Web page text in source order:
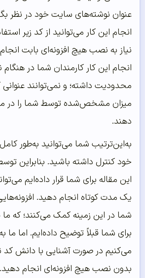
عنوان نوشته‌های سایت خود در نظر
انجام این کار می‌توانید از کد زیر
نیاز به نصب هیچ افزونه‌ای بابت
انجام این کار کارمندان شما در
محدودیت داشته؛ و نمی‌توانند عنوانی
میزان مشخص‌شده توسط شما را در
دهند.
به‌این‌ترتیب شما می‌توانید به‌طور
خود کنترل داشته باشید. بنابراین
این مقاله برای شما قرار داده‌ایم
یک مدت کوتاه انجام دهید.
شما در این زمینه کمک می‌کنند؛ که ما
برای شما قبلاً توضیح داده‌ایم. اما ما
می‌کنیم در صورت آشنایی با دانش کد
بدون نصب هیچ افزونه‌ای انجام دهید.